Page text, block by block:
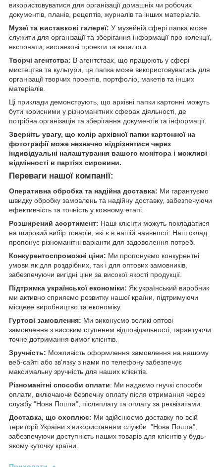
використовуватися для організації домашніх чи робочих
документів, планів, рецептів, журналів та інших матеріалів.
Музеї та виставкові галереї: У музейній сфері папка може
служити для організації та зберігання інформації про колекції,
експонати, виставкові проекти та каталоги.
Творчі агентства: В агентствах, що працюють у сфері
мистецтва та культури, ця папка може використовуватись для
організації творчих проектів, портфоліо, макетів та інших
матеріалів.
Ці приклади демонструють, що архівні папки картонні можуть
бути корисними у різноманітних сферах діяльності, де
потрібна організація та зберігання документів та інформації.
Зверніть увагу, що колір архівної папки картонної на
фотографії може незначно відрізнятися через
індивідуальні налаштування вашого монітора і можливі
відмінності в партіях сировини.
Переваги нашої компанії:
Оперативна обробка та надійна доставка: Ми гарантуємо
швидку обробку замовлень та надійну доставку, забезпечуючи
ефективність та точність у кожному етапі.
Розширений асортимент: Наші клієнти можуть покладатися
на широкий вибір товарів, які є в нашій наявності. Наш склад
пропонує різноманітні варіанти для задоволення потреб.
Конкурентоспроможні ціни: Ми пропонуємо конкурентні
умови як для роздрібних, так і для оптових замовників,
забезпечуючи вигідні ціни за високої якості продукції.
Підтримка української економіки: Як український виробник
ми активно сприяємо розвитку нашої країни, підтримуючи
місцеве виробництво та економіку.
Гуртові замовлення: Ми виконуємо великі оптові
замовлення з високим ступенем відповідальності, гарантуючи
точне дотримання вимог клієнтів.
Зручність: Можливість оформлення замовлення на нашому
веб-сайті або зв'язку з нами по телефону забезпечує
максимальну зручність для наших клієнтів.
Різноманітні способи оплати: Ми надаємо гнучкі способи
оплати, включаючи безпечну оплату після отримання через
службу "Нова Пошта", післяплату та оплату за реквізитами.
Доставка, що охоплює: Ми здійснюємо доставку по всій
території України з використанням служби "Нова Пошта",
забезпечуючи доступність наших товарів для клієнтів у будь-
якому куточку країни.